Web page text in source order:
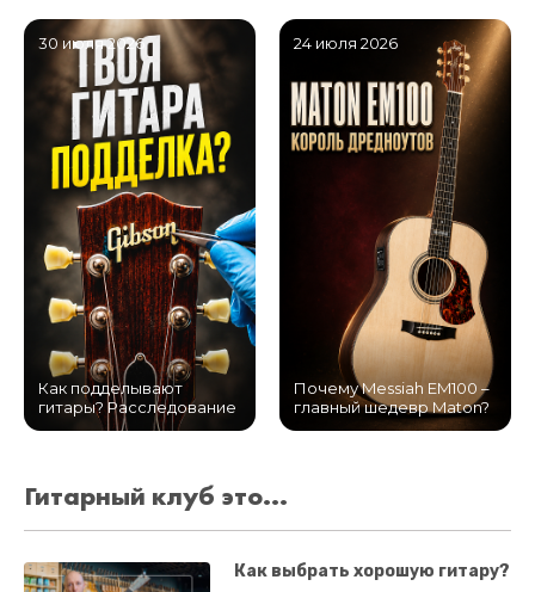
30 июля 2026
Как подделывают
гитары? Расследование
24 июля 2026
Почему Messiah EM100 –
главный шедевр Maton?
Гитарный клуб это...
Как выбрать хорошую гитару?